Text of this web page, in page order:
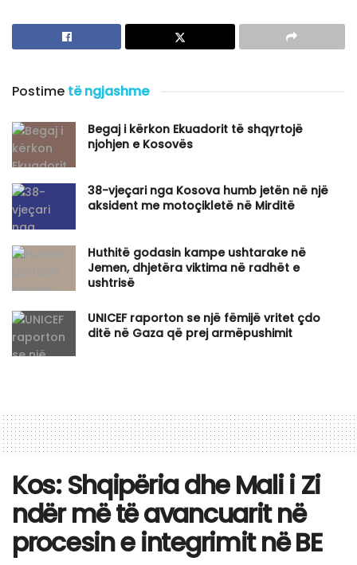
Postime të ngjashme
Begaj i kërkon Ekuadorit të shqyrtojë
njohjen e Kosovës
​38-vjeçari nga Kosova humb jetën në një
aksident me motoçikletë në Mirditë
Huthitë godasin kampe ushtarake në
Jemen, dhjetëra viktima në radhët e
ushtrisë
UNICEF raporton se një fëmijë vritet çdo
ditë në Gaza që prej armëpushimit
​Kos: Shqipëria dhe Mali i Zi
ndër më të avancuarit në
procesin e integrimit në BE